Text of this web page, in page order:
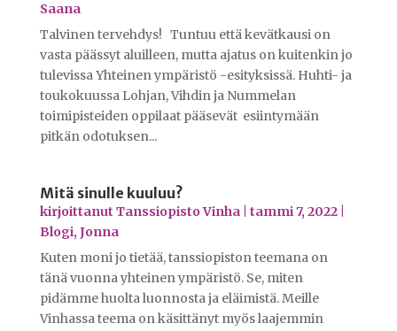
Saana
Talvinen tervehdys! Tuntuu että kevätkausi on
vasta päässyt aluilleen, mutta ajatus on kuitenkin jo
tulevissa Yhteinen ympäristö -esityksissä. Huhti- ja
toukokuussa Lohjan, Vihdin ja Nummelan
toimipisteiden oppilaat pääsevät esiintymään
pitkän odotuksen...
Mitä sinulle kuuluu?
kirjoittanut Tanssiopisto Vinha| tammi 7, 2022|
Blogi, Jonna
Kuten moni jo tietää, tanssiopiston teemana on
tänä vuonna yhteinen ympäristö. Se, miten
pidämme huolta luonnosta ja eläimistä. Meille
Vinhassa teema on käsittänyt myös laajemmin